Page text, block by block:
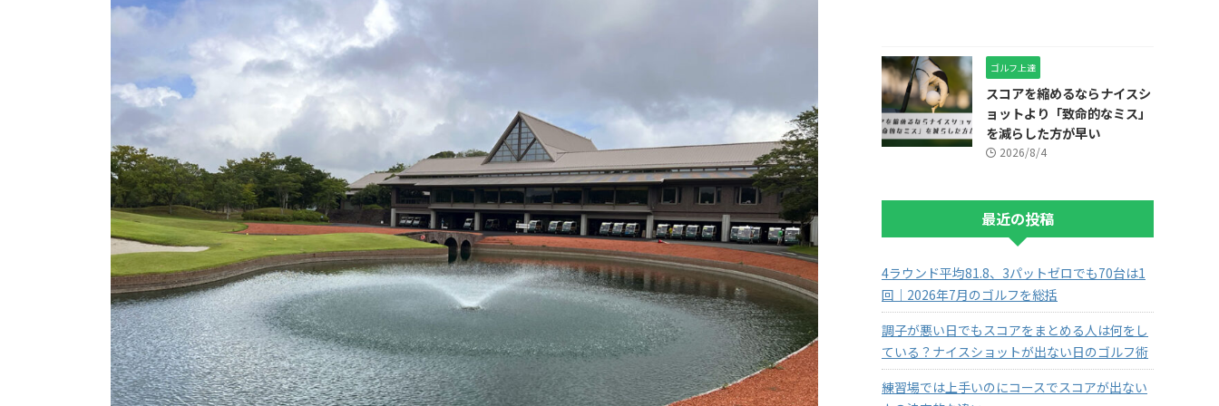
ゴルフ上達
スコアを縮めるならナイスシ
ョットより「致命的なミス」
を減らした方が早い
2026/8/4
最近の投稿
4ラウンド平均81.8、3パットゼロでも70台は1
回｜2026年7月のゴルフを総括
調子が悪い日でもスコアをまとめる人は何をし
ている？ナイスショットが出ない日のゴルフ術
練習場では上手いのにコースでスコアが出ない